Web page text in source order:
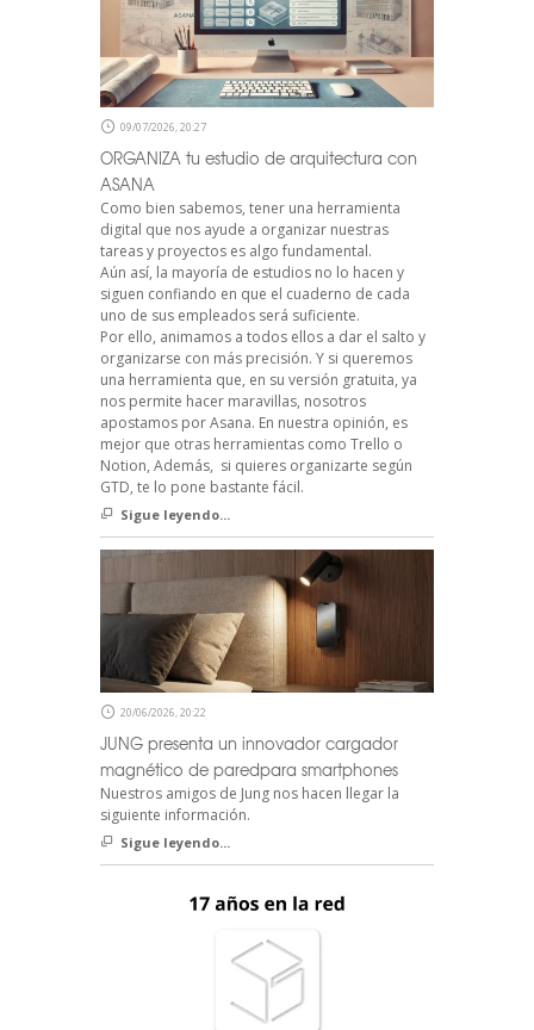
09/07/2026, 20:27
ORGANIZA tu estudio de arquitectura con
ASANA
Como bien sabemos, tener una herramienta
digital que nos ayude a organizar nuestras
tareas y proyectos es algo fundamental.
Aún así, la mayoría de estudios no lo hacen y
siguen confiando en que el cuaderno de cada
uno de sus empleados será suficiente.
Por ello, animamos a todos ellos a dar el salto y
organizarse con más precisión. Y si queremos
una herramienta que, en su versión gratuita, ya
nos permite hacer maravillas, nosotros
apostamos por Asana. En nuestra opinión, es
mejor que otras herramientas como Trello o
Notion, Además, si quieres organizarte según
GTD, te lo pone bastante fácil.
Sigue leyendo...
20/06/2026, 20:22
JUNG presenta un innovador cargador
magnético de paredpara smartphones
Nuestros amigos de Jung nos hacen llegar la
siguiente información.
Sigue leyendo...